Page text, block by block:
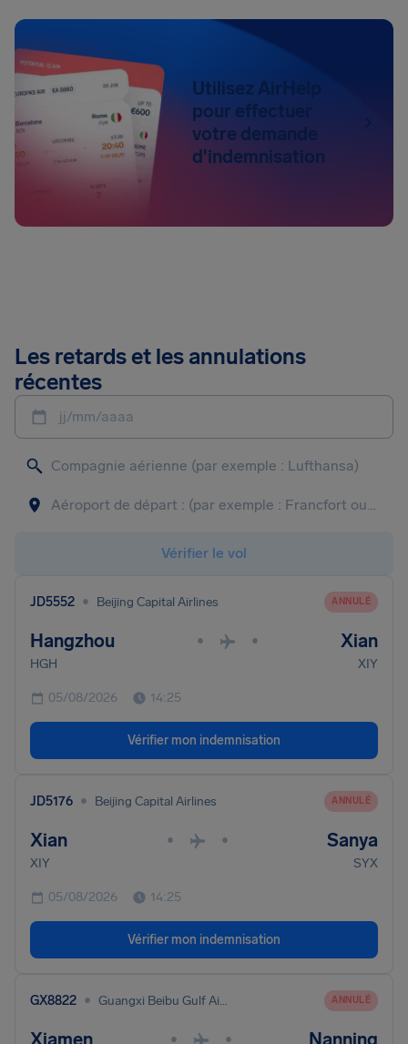
Utilisez AirHelp
pour effectuer
votre demande
d'indemnisation
Les retards et les annulations
récentes
jj/mm/aaaa
Vérifier le vol
JD5552 • Beijing Capital Airlines ANNULÉ
Hangzhou • • Xian
HGH XIY
05/08/2026 14:25
Vérifier mon indemnisation
JD5176 • Beijing Capital Airlines ANNULÉ
Xian • • Sanya
XIY SYX
05/08/2026 14:25
Vérifier mon indemnisation
GX8822 • Guangxi Beibu Gulf Airlines ANNULÉ
Xiamen • • Nanning